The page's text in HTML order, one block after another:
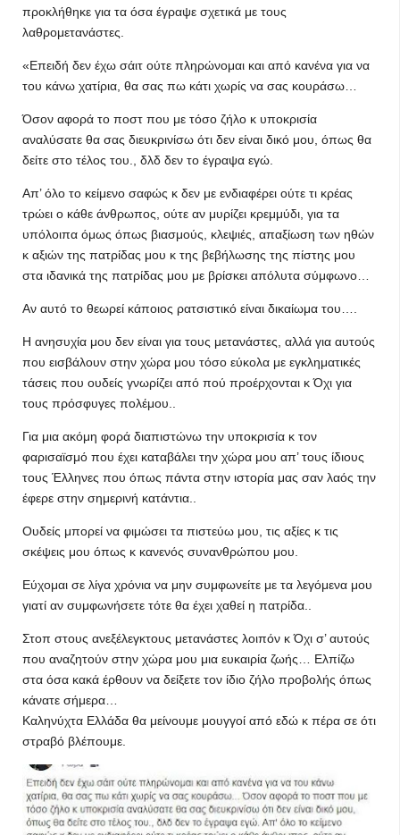
προκλήθηκε για τα όσα έγραψε σχετικά με τους
λαθρομετανάστες.
«Επειδή δεν έχω σάιτ ούτε πληρώνομαι και από κανένα για να
του κάνω χατίρια, θα σας πω κάτι χωρίς να σας κουράσω…
Όσον αφορά το ποστ που με τόσο ζήλο κ υποκρισία
αναλύσατε θα σας διευκρινίσω ότι δεν είναι δικό μου, όπως θα
δείτε στο τέλος του., δλδ δεν το έγραψα εγώ.
Απ’ όλο το κείμενο σαφώς κ δεν με ενδιαφέρει ούτε τι κρέας
τρώει ο κάθε άνθρωπος, ούτε αν μυρίζει κρεμμύδι, για τα
υπόλοιπα όμως όπως βιασμούς, κλεψιές, απαξίωση των ηθών
κ αξιών της πατρίδας μου κ της βεβήλωσης της πίστης μου
στα ιδανικά της πατρίδας μου με βρίσκει απόλυτα σύμφωνο…
Αν αυτό το θεωρεί κάποιος ρατσιστικό είναι δικαίωμα του….
Η ανησυχία μου δεν είναι για τους μετανάστες, αλλά για αυτούς
που εισβάλουν στην χώρα μου τόσο εύκολα με εγκληματικές
τάσεις που ουδείς γνωρίζει από πού προέρχονται κ Όχι για
τους πρόσφυγες πολέμου..
Για μια ακόμη φορά διαπιστώνω την υποκρισία κ τον
φαρισαϊσμό που έχει καταβάλει την χώρα μου απ’ τους ίδιους
τους Έλληνες που όπως πάντα στην ιστορία μας σαν λαός την
έφερε στην σημερινή κατάντια..
Ουδείς μπορεί να φιμώσει τα πιστεύω μου, τις αξίες κ τις
σκέψεις μου όπως κ κανενός συνανθρώπου μου.
Εύχομαι σε λίγα χρόνια να μην συμφωνείτε με τα λεγόμενα μου
γιατί αν συμφωνήσετε τότε θα έχει χαθεί η πατρίδα..
Στοπ στους ανεξέλεγκτους μετανάστες λοιπόν κ Όχι σ’ αυτούς
που αναζητούν στην χώρα μου μια ευκαιρία ζωής… Ελπίζω
στα όσα κακά έρθουν να δείξετε τον ίδιο ζήλο προβολής όπως
κάνατε σήμερα…
Καληνύχτα Ελλάδα θα μείνουμε μουγγοί από εδώ κ πέρα σε ότι
στραβό βλέπουμε.